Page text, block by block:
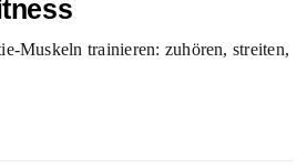
Muskeln trainieren: zuhören, streiten,